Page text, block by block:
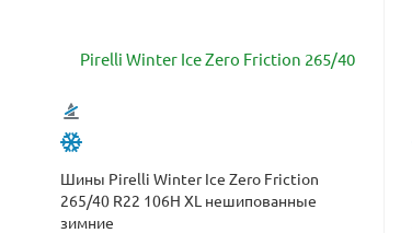
Шины Pirelli Winter Ice Zero Friction
265/40 R22 106H XL нешипованные
зимние